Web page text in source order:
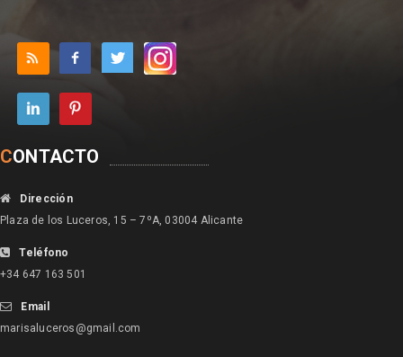
CONTACTO
Dirección
Plaza de los Luceros, 15 – 7ºA, 03004 Alicante
Teléfono
+34 647 163 501
Email
marisaluceros@gmail.com